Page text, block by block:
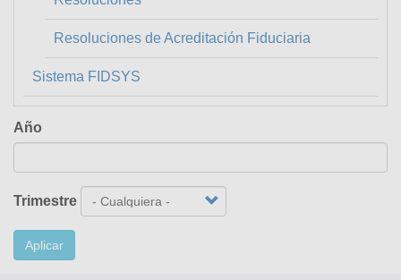
Resoluciones de Acreditación Fiduciaria
Sistema FIDSYS
Año
Trimestre
Aplicar